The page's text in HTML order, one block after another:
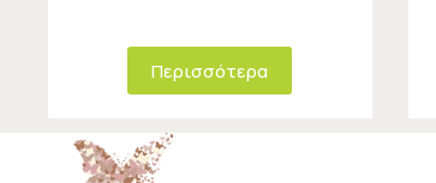
Περισσότερα